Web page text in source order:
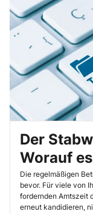
Der
Worauf
aus dem
Die regelmäßigen
bevor. Für viele von
fordernden Amtszeit
erneut kandidieren,